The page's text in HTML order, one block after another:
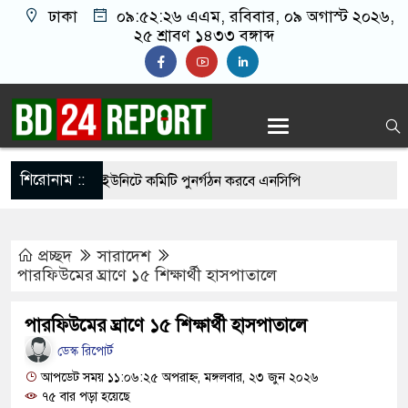
ঢাকা ০৯:৫২:২৭ এএম, রবিবার, ০৯ অগাস্ট ২০২৬,
২৫ শ্রাবণ ১৪৩৩ বঙ্গাব্দ
শিরোনাম ::
দেশের সব ইউনিটে কমিটি পুনর্গঠন করবে এনসিপি
স্থির থাকতে পারে না: রাষ্ট্রপতির প্রার্থীতা
বিএনপি ছাড়া কেউ মনোনয়নপত্র নেননি: ইসি সচিব
পরিদর্শনে গিয়ে দেখলেন দায়িত্ব অবহেলা, সিভিল
প্রচ্ছদ
সারাদেশ
পারফিউমের ঘ্রাণে ১৫ শিক্ষার্থী হাসপাতালে
পারফিউমের ঘ্রাণে ১৫ শিক্ষার্থী হাসপাতালে
ডেস্ক রিপোর্ট
আপডেট সময় ১১:০৬:২৫ অপরাহ্ন, মঙ্গলবার, ২৩ জুন ২০২৬
৭৫ বার পড়া হয়েছে